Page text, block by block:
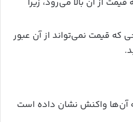
از آن بالا می‌رود، زیرا
که قیمت نمی‌تواند از آن عبور
آن‌ها واکنش نشان داده است